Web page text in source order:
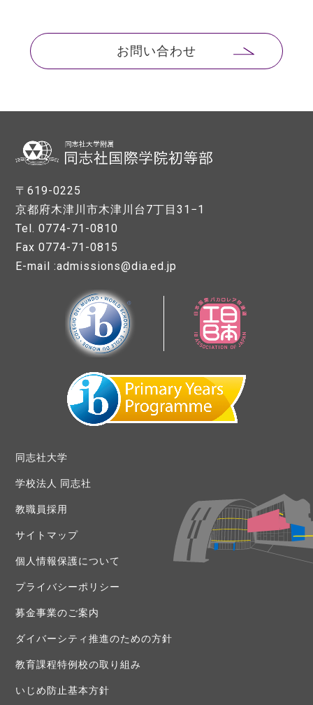
お問い合わせ
〒619-0225
京都府木津川市木津川台7丁目31−1
Tel. 0774-71-0810
Fax 0774-71-0815
E-mail :admissions@dia.ed.jp
同志社大学
学校法人 同志社
教職員採用
サイトマップ
個人情報保護について
プライバシーポリシー
募金事業のご案内
ダイバーシティ推進のための方針
教育課程特例校の取り組み
いじめ防止基本方針